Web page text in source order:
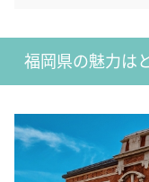
福岡県の魅力は